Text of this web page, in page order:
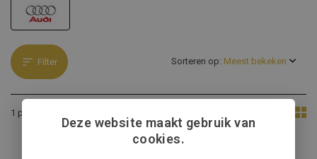
Filter
1 product
Sorteren op:
Deze website maakt gebruik van
cookies.